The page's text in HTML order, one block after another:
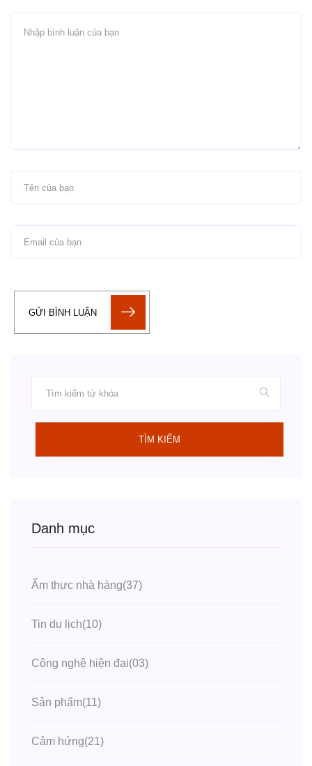
GỬI BÌNH LUẬN
TÌM KIẾM
Danh mục
Ẩm thực nhà hàng(37)
Tin du lịch(10)
Công nghệ hiện đại(03)
Sản phẩm(11)
Cảm hứng(21)